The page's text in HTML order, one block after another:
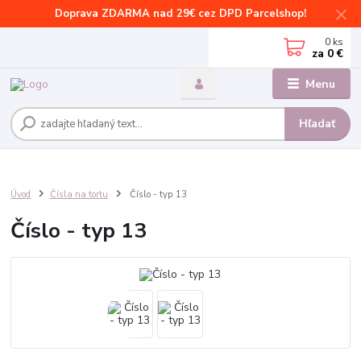
Doprava ZDARMA nad 29€ cez DPD Parcelshop!
Menu
Hľadať
0 ks
za 0 €
Úvod Čísla na tortu Číslo - typ 13
Číslo - typ 13